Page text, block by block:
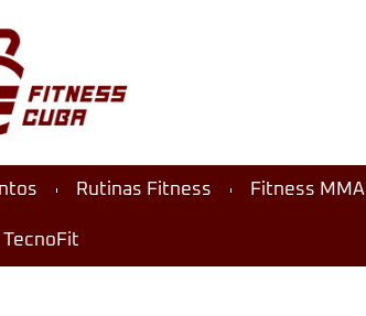
Rutinas Fitness Fitness MMA
TecnoFit